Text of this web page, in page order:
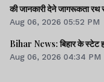
की जानकारी देने जागरूकता रथ
Aug 06, 2026 05:52 PM
Bihar News: बिहार के स्टेट
Aug 06, 2026 04:34 PM